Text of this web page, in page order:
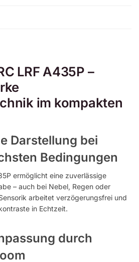
LRF A435P –
im kompakten
Darstellung bei
Bedingungen
ermöglicht eine zuverlässige
– auch bei Nebel, Regen oder
arbeitet verzögerungsfrei und
in Echtzeit.
durch